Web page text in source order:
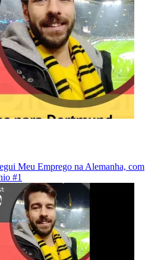
Meu Emprego na Alemanha, com
#1